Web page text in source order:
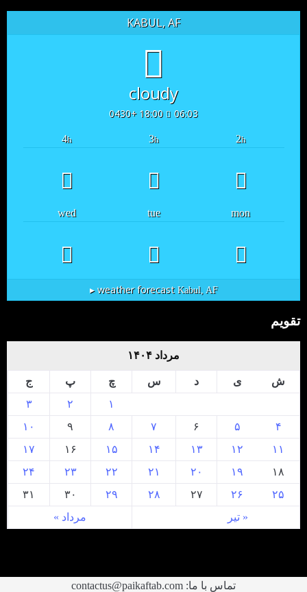
KABUL, AF
cloudy
06:03
18:00 +0430
2h
3h
4h
mon
tue
wed
Kabul, AF
weather forecast ▸
تقویم
مرداد ۱۴۰۴
ش ی د س چ پ ج
« تیر مرداد »
۱ ۲
۳
۴
۵ ۶ ۷ ۸ ۹
۱۰
۱۱
۱۲ ۱۳ ۱۴ ۱۵ ۱۶
۱۷
۱۸
۱۹ ۲۰ ۲۱ ۲۲ ۲۳
۲۴
۲۵
۲۶ ۲۷ ۲۸ ۲۹ ۳۰ ۳۱
تماس با ما: contactus@paikaftab.com